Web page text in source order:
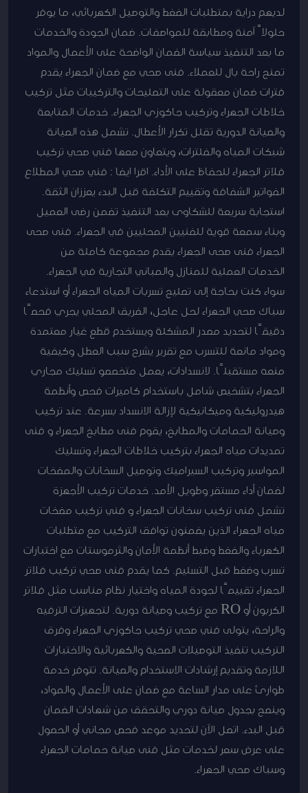
لديهم دراية بمتطلبات الضغط والتوصيل الكهربائي، ما يوفر
حلولاً آمنة ومطابقة للمواصفات. ضمان الجودة والخدمات
ما بعد التنفيذ سياسة الضمان الواضحة على الأعمال والمواد
تمنح راحة بال للعملاء. فنى صحي مع ضمان الجهراء يقدم
فترات ضمان معقولة على التصليحات والتركيبات مثل تركيب
خلاطات الجهراء وتركيب جاكوزي الجهراء. خدمات المتابعة
والصيانة الدورية تقلل تكرار الأعطال. تشمل هذه الصيانة
شبكات المياه والفلترات، ويتعاون معها فني صحي تركيب
فلاتر الجهراء للحفاظ على الأداء. اقرا ايضا : فني صحي المطلاع
الفواتير الشفافة وتقييم التكلفة قبل البدء يعززان الثقة.
استجابة سريعة للشكاوى بعد التنفيذ تضمن رضى العميل
وبناء سمعة قوية للفنيين المحليين في الجهراء. فنى صحى
الجهراء فنى صحى الجهراء يقدم مجموعة كاملة من
الخدمات العملية للمنازل والمباني التجارية في الجهراء.
سواء كنت بحاجة إلى تصليح تسربات المياه الجهراء أو استدعاء
سباك صحي الجهراء لحل عاجل، الفريق المحلي يجري فحصًا
دقيقًا لتحديد مصدر المشكلة ويستخدم قطع غيار معتمدة
ومواد مانعة للتسرب مع تقرير يشرح سبب العطل وكيفية
منعه مستقبلًا. لانسدادات، يعمل متخصصو تسليك مجاري
الجهراء بتشخيص شامل باستخدام كاميرات فحص وأنظمة
هيدروليكية وميكانيكية لإزالة الانسداد بسرعة. عند تركيب
وصيانة الحمامات والمطابخ، يقوم فنى مطابخ الجهراء و فنى
تمديدات مياه الجهراء بتركيب خلاطات الجهراء وتسليك
المواسير وتركيب السيراميك وتوصيل السخانات والمضخات
لضمان أداء مستقر وطويل الأمد. خدمات تركيب الأجهزة
تشمل فنى تركيب سخانات الجهراء و فني تركيب مضخات
مياه الجهراء الذين يضمنون توافق التركيب مع متطلبات
الكهرباء والضغط وضبط أنظمة الأمان والثرموستات مع اختبارات
تسرب وضغط قبل التسليم. كما يقدم فنى صحي تركيب فلاتر
الجهراء تقييمًا لجودة المياه واختيار نظام مناسب مثل فلاتر
الكربون أو RO مع تركيب وصيانة دورية. لتجهيزات الترفيه
والراحة، يتولى فني صحي تركيب جاكوزي الجهراء وفرق
التركيب تنفيذ التوصيلات الصحية والكهربائية والاختبارات
اللازمة وتقديم إرشادات الاستخدام والصيانة. تتوفر خدمة
طوارئ على مدار الساعة مع ضمان على الأعمال والمواد،
وينصح بجدول صيانة دوري والتحقق من شهادات الضمان
قبل البدء. اتصل الآن لتحديد موعد فحص مجاني أو الحصول
على عرض سعر لخدمات مثل فنى صيانة حمامات الجهراء
وسباك صحي الجهراء.